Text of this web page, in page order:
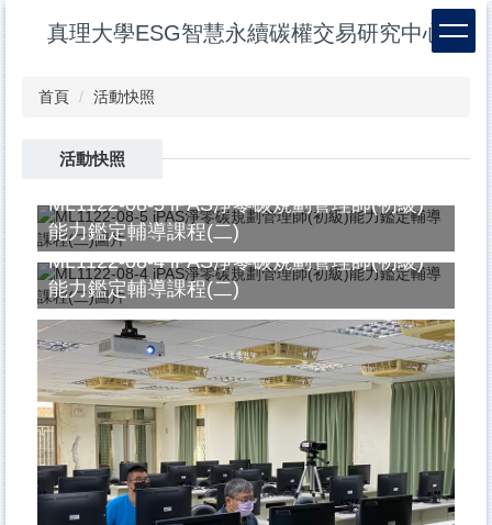
真理大學ESG智慧永續碳權交易研究中心
首頁 活動快照
活動快照
ML1122-08-5 iPAS淨零碳規劃管理師(初級)
能力鑑定輔導課程(二)
ML1122-08-4 iPAS淨零碳規劃管理師(初級)
能力鑑定輔導課程(二)